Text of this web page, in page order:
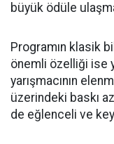
büyük ödüle
Programın klasik
önemli özelliği ise
yarışmacının
üzerindeki baskı
de eğlenceli ve